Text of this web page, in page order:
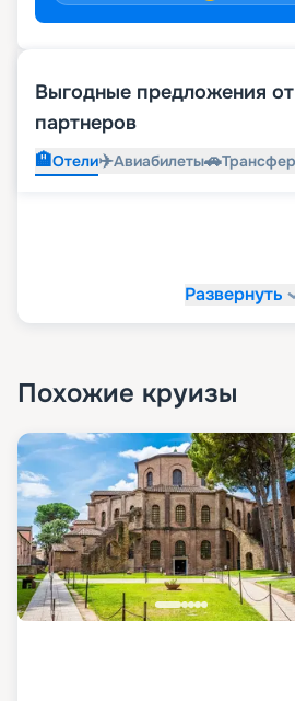
Выгодные предложения
партнеров
🏨Отели✈️Авиабилеты🚗
Развернуть
Похожие круизы